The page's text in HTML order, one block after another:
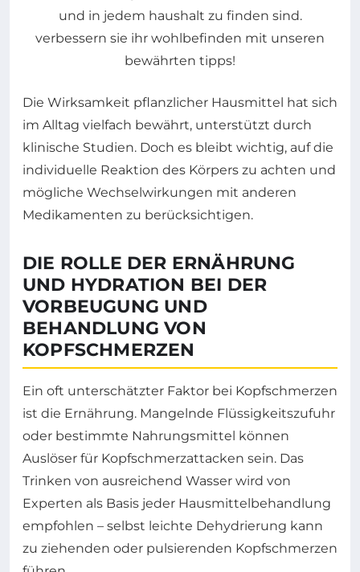
Die Wirksamkeit pflanzlicher Hausmittel hat sich
im Alltag vielfach bewährt, unterstützt durch
klinische Studien. Doch es bleibt wichtig, auf die
individuelle Reaktion des Körpers zu achten und
mögliche Wechselwirkungen mit anderen
Medikamenten zu berücksichtigen.
DIE ROLLE DER ERNÄHRUNG
UND HYDRATION BEI DER
VORBEUGUNG UND
BEHANDLUNG VON
KOPFSCHMERZEN
Ein oft unterschätzter Faktor bei Kopfschmerzen
ist die Ernährung. Mangelnde Flüssigkeitszufuhr
oder bestimmte Nahrungsmittel können
Auslöser für Kopfschmerzattacken sein. Das
Trinken von ausreichend Wasser wird von
Experten als Basis jeder Hausmittelbehandlung
empfohlen – selbst leichte Dehydrierung kann
zu ziehenden oder pulsierenden Kopfschmerzen